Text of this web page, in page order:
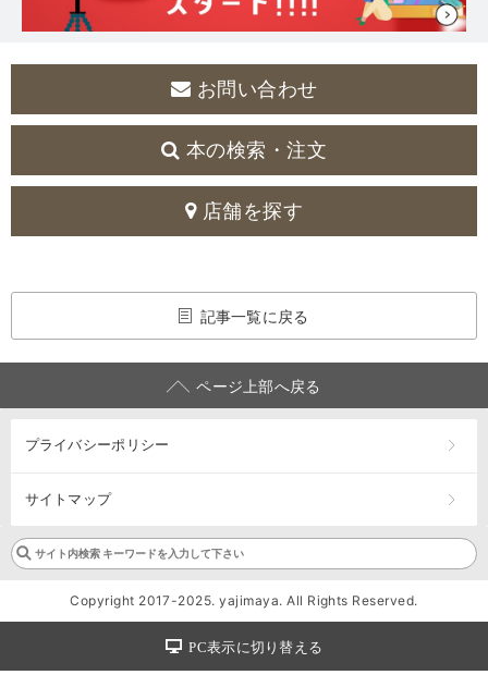
お問い合わせ
本の検索・注文
店舗を探す
記事一覧に戻る
ページ上部へ戻る
プライバシーポリシー
サイトマップ
Copyright 2017-2025. yajimaya. All Rights Reserved.
PC表示に切り替える